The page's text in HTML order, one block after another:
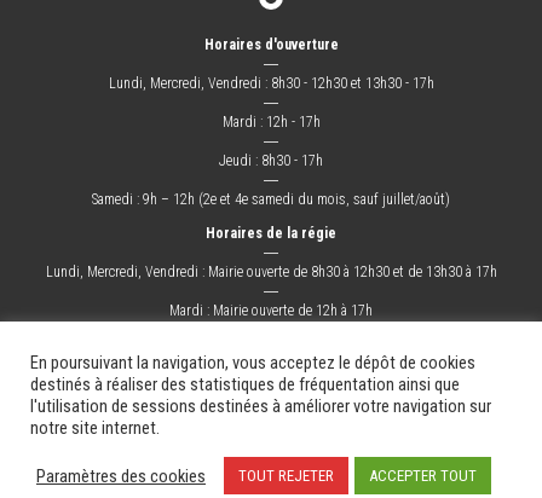
Horaires d'ouverture
―
Lundi, Mercredi, Vendredi : 8h30 - 12h30 et 13h30 - 17h
―
Mardi : 12h - 17h
―
Jeudi : 8h30 - 17h
―
Samedi : 9h – 12h (2e et 4e samedi du mois, sauf juillet/août)
Horaires de la régie
―
Lundi, Mercredi, Vendredi : Mairie ouverte de 8h30 à 12h30 et de 13h30 à 17h
―
Mardi : Mairie ouverte de 12h à 17h
La Ville Mes démarches Grandir ! Sortir ! Changer !
Les docs.
Mentions légales
En poursuivant la navigation, vous acceptez le dépôt de cookies
destinés à réaliser des statistiques de fréquentation ainsi que
l'utilisation de sessions destinées à améliorer votre navigation sur
notre site internet.
Paramètres des cookies TOUT REJETER ACCEPTER TOUT